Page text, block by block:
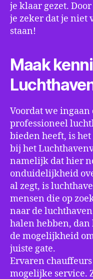
je klaar gezet.
je zeker dat je niet
staan!
Maak
Voordat we
professioneel
bieden heeft, is
bij het
namelijk dat hier
onduidelijkheid
al zegt, is
mensen die op
naar de
halen hebben,
de mogelijkheid
juiste gate.
Ervaren
mogelijke service.